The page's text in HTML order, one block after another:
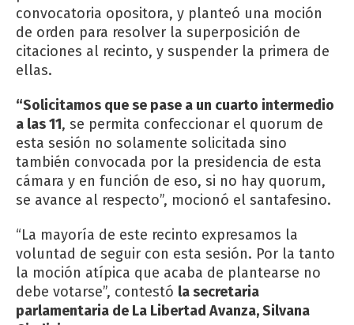
convocatoria opositora, y planteó una moción
de orden para resolver la superposición de
citaciones al recinto, y suspender la primera de
ellas.
“Solicitamos que se pase a un cuarto intermedio
a las 11, se permita confeccionar el quorum de
esta sesión no solamente solicitada sino
también convocada por la presidencia de esta
cámara y en función de eso, si no hay quorum,
se avance al respecto”, mocionó el santafesino.
“La mayoría de este recinto expresamos la
voluntad de seguir con esta sesión. Por la tanto
la moción atípica que acaba de plantearse no
debe votarse”, contestó la secretaria
parlamentaria de La Libertad Avanza, Silvana